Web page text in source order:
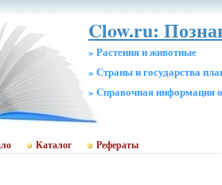
Clow.ru:
» Растения и животные
» Страны и государства
» Cправочная информация
Каталог Рефераты